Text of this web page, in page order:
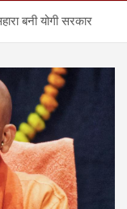
बनी योगी सरकार